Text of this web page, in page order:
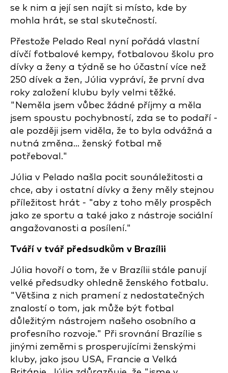
se k nim a její sen najít si místo, kde by
mohla hrát, se stal skutečností.
Přestože Pelado Real nyní pořádá vlastní
dívčí fotbalové kempy, fotbalovou školu pro
dívky a ženy a týdně se ho účastní více než
250 dívek a žen, Júlia vypráví, že první dva
roky založení klubu byly velmi těžké.
"Neměla jsem vůbec žádné příjmy a měla
jsem spoustu pochybností, zda se to podaří -
ale později jsem viděla, že to byla odvážná a
nutná změna... ženský fotbal mě
potřeboval."
Júlia v Pelado našla pocit sounáležitosti a
chce, aby i ostatní dívky a ženy měly stejnou
příležitost hrát - "aby z toho měly prospěch
jako ze sportu a také jako z nástroje sociální
angažovanosti a posílení."
Tváří v tvář předsudkům v Brazílii
Júlia hovoří o tom, že v Brazílii stále panují
velké předsudky ohledně ženského fotbalu.
"Většina z nich pramení z nedostatečných
znalostí o tom, jak může být fotbal
důležitým nástrojem našeho osobního a
profesního rozvoje." Při srovnání Brazílie s
jinými zeměmi s prosperujícími ženskými
kluby, jako jsou USA, Francie a Velká